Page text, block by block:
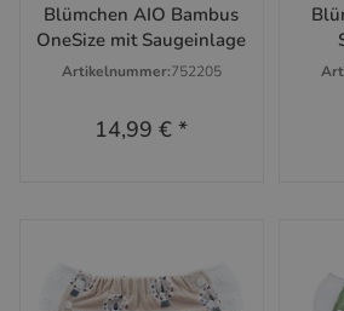
Blümchen AIO Bambus
OneSize mit Saugeinlage
Artikelnummer:752205
14,99 €*